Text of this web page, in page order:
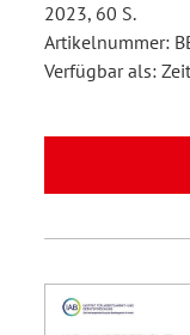
2023, 60 S.
Artikelnummer:
Verfügbar als: